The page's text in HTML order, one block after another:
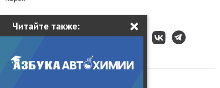
Читайте также: ×